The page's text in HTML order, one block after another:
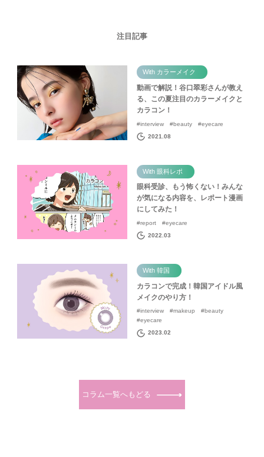
注目記事
With カラーメイク
動画で解説！谷口翠彩さんが教え
る、この夏注目のカラーメイクと
カラコン！
#interview #beauty #eyecare
2021.08
With 眼科レポ
眼科受診、もう怖くない！みんな
が気になる内容を、レポート漫画
にしてみた！
#report #eyecare
2022.03
With 韓国
カラコンで完成！韓国アイドル風
メイクのやり方！
#interview #makeup #beauty
#eyecare
2023.02
コラム一覧へもどる